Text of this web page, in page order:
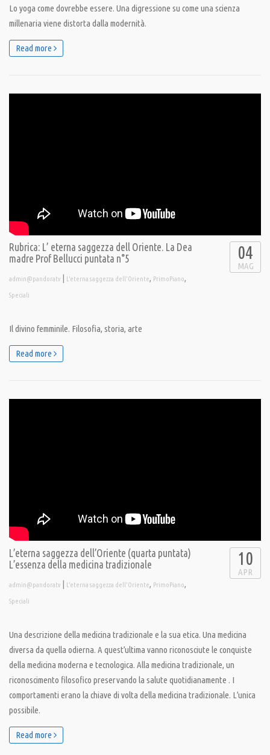
Lo yoga come dovrebbe essere. Una digressione su come una scienza
millenaria viene distorta dalla modernità.
Read more
Rubrica: L’ eterna saggezza dell Oriente. La Dea
madre Prof Bellucci puntata n°5
admin@pandoratv | L'eterna saggezza dell'Oriente, PrimoPiano,
Speciali
04
MAG
Il divino femminile. Filosofia, storia, arte
Read more
L’eterna saggezza dell’Oriente (quarta puntata)
L’essenza della medicina tradizionale
admin@pandoratv | L'eterna saggezza dell'Oriente, PrimoPiano,
Speciali
10
APR
Una descrizione della medicina tradizionale e la sua etica. Una medicina
diversa da quella odierna. A quest’ultima vanno riconosciute le conquiste
della medicina moderna e tecnologica. Alla medicina tradizionale, un
riconoscimento filosofico preservando la salute quotidianamente . I
comportamenti erano la chiave di volta della medicina tradizionale. L’unica
possibile.
Read more